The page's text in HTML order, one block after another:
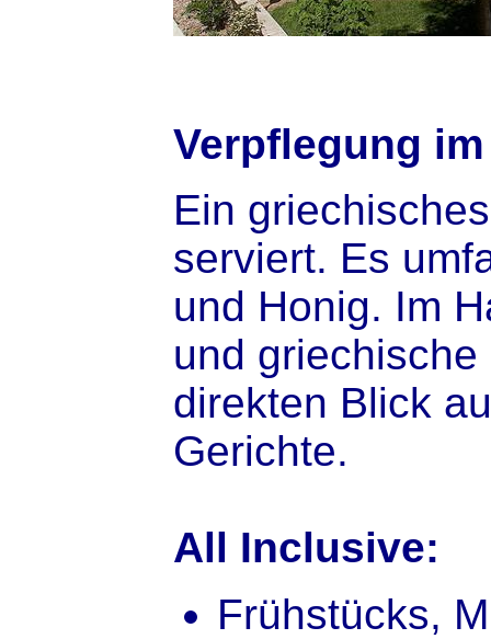
Verpflegung
Ein
serviert. Es
und Honig. Im
und
direkten Blick
Gerichte.
All Inclusive:
Frühstücks,